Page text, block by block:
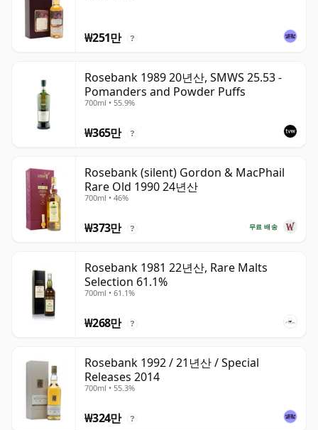
₩251만 ?
Rosebank 1989 20년산, SMWS 25.53 -
Pomanders and Powder Puffs
700ml • 55.9%
₩365만 ?
Rosebank (silent) Gordon & MacPhail
Rare Old 1990 24년산
700ml • 46%
무료 배송
₩373만 ?
Rosebank 1981 22년산, Rare Malts
Selection 61.1%
700ml • 61.1%
₩268만 ?
Rosebank 1992 / 21년산 / Special
Releases 2014
700ml • 55.3%
₩324만 ?